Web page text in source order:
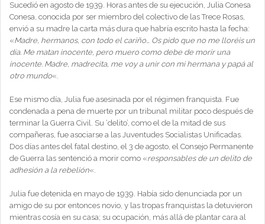
Sucedió en agosto de 1939. Horas antes de su ejecución, Julia Conesa
Conesa, conocida por ser miembro del colectivo de las Trece Rosas,
envió a su madre la carta más dura que habría escrito hasta la fecha:
«Madre, hermanos, con todo el cariño… Os pido que no me lloréis un
día. Me matan inocente, pero muero como debe de morir una
inocente. Madre, madrecita, me voy a unir con mi hermana y papá al
otro mundo«.
Ese mismo día, Julia fue asesinada por el régimen franquista. Fue
condenada a pena de muerte por un tribunal militar poco después de
terminar la Guerra Civil. Su ‘delito’, como el de la mitad de sus
compañeras, fue asociarse a las Juventudes Socialistas Unificadas.
Dos días antes del fatal destino, el 3 de agosto, el Consejo Permanente
de Guerra las sentenció a morir como «responsables de un delito de
adhesión a la rebelión«.
Julia fue detenida en mayo de 1939. Había sido denunciada por un
amigo de su por entonces novio, y las tropas franquistas la detuvieron
mientras cosía en su casa; su ocupación, más allá de plantar cara al